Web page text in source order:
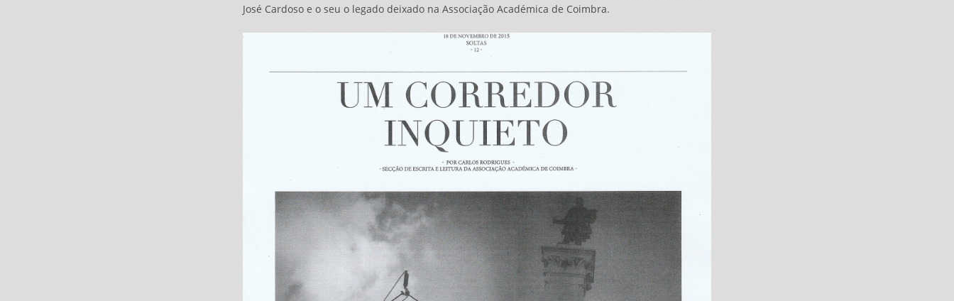
José Cardoso e o seu o legado deixado na Associação Académica de Coimbra.